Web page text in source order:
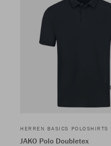
HERREN BASICS POLOSHIRTS
JAKO Polo Doubletex